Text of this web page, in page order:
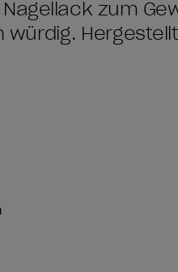
zum